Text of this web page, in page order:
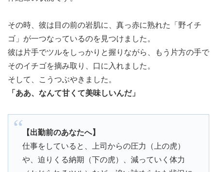
その時、彼は目の前の岩肌に、真っ赤に熟れた「野イチ
ゴ」が一つなっているのを見つけました。
彼は片手でツルをしっかりと握りながら、もう片方の手で
そのイチゴを摘み取り、口に入れました。
そして、こうつぶやきました。
「ああ、なんて甘くて美味しいんだ」
【出勤前のあなたへ】
仕事をしていると、上司からの圧力（上の虎）
や、迫りくる納期（下の虎）、減っていく体力